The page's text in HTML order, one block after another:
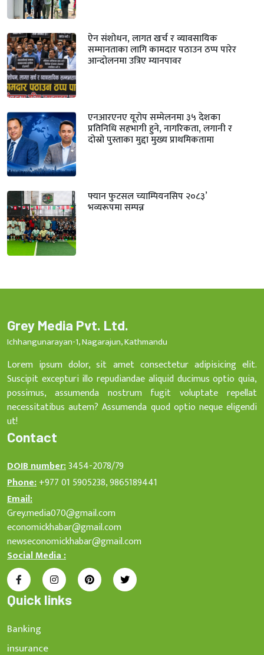
ऐन संशोधन, लागत खर्च र व्यावसायिक
सम्मानताका लागि कामदार पठाउन ठप्प पारेर
आन्दोलनमा उत्रिए म्यानपावर
एनआरएनए यूरोप सम्मेलनमा ३५ देशका
प्रतिनिधि सहभागी हुने, नागरिकता, लगानी र
दोस्रो पुस्ताका मुद्दा मुख्य प्राथमिकतामा
फ्यान फुटसल च्याम्पियनसिप २०८३’
भव्यरूपमा सम्पन्न
Grey Media Pvt. Ltd.
Ichhangunarayan-1, Nagarajun, Kathmandu
Lorem ipsum dolor, sit amet consectetur adipisicing elit.
Suscipit excepturi illo repudiandae aliquid ducimus optio quia,
possimus, assumenda nostrum fugit voluptate repellat
necessitatibus autem? Assumenda quod optio neque eligendi
ut!
Contact
DOIB number:3454-2078/79
Phone:+977 01 5905238, 9865189441
Email:
Grey.media070@gmail.com
economickhabar@gmail.com
newseconomickhabar@gmail.com
Social Media :
Quick links
Banking
insurance